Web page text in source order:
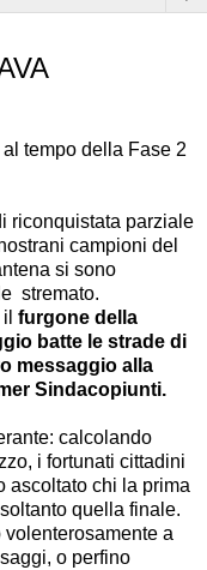
tempo della Fase 2
parziale
campioni del
si sono
stremato.
furgone della
batte le strade di
messaggio alla
Sindacopiunti.
calcolando
i fortunati cittadini
ascoltato chi la prima
quella finale.
a
o perfino